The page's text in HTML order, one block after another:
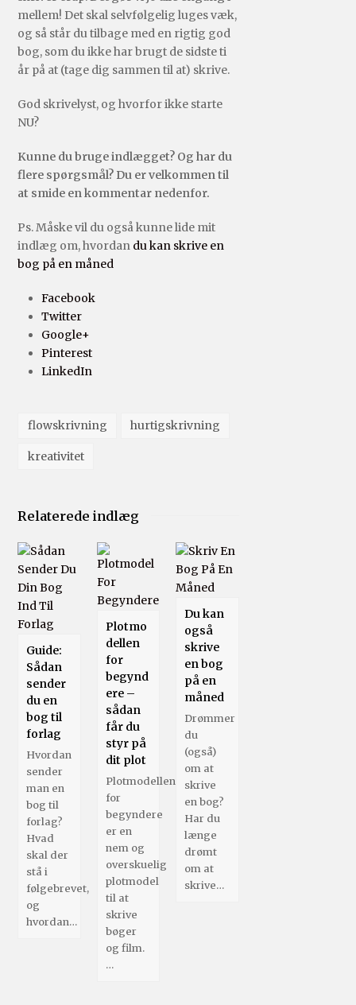
mellem! Det skal selvfølgelig luges væk,
og så står du tilbage med en rigtig god
bog, som du ikke har brugt de sidste ti
år på at (tage dig sammen til at) skrive.
God skrivelyst, og hvorfor ikke starte
NU?
Kunne du bruge indlægget? Og har du
flere spørgsmål? Du er velkommen til
at smide en kommentar nedenfor.
Ps. Måske vil du også kunne lide mit
indlæg om, hvordan du kan skrive en
bog på en måned
Facebook
Twitter
Google+
Pinterest
LinkedIn
flowskrivning hurtigskrivning
kreativitet
Relaterede indlæg
Guide:
Sådan
sender
du en
bog til
forlag
Hvordan
sender
man en
bog til
forlag?
Hvad
skal der
stå i
følgebrevet,
og
hvordan…
Plotmo
dellen
for
begynd
ere –
sådan
får du
styr på
dit plot
Plotmodellen
for
begyndere
er en
nem og
overskuelig
plotmodel
til at
skrive
bøger
og film.
…
Du kan
også
skrive
en bog
på en
måned
Drømmer
du
(også)
om at
skrive
en bog?
Har du
længe
drømt
om at
skrive…